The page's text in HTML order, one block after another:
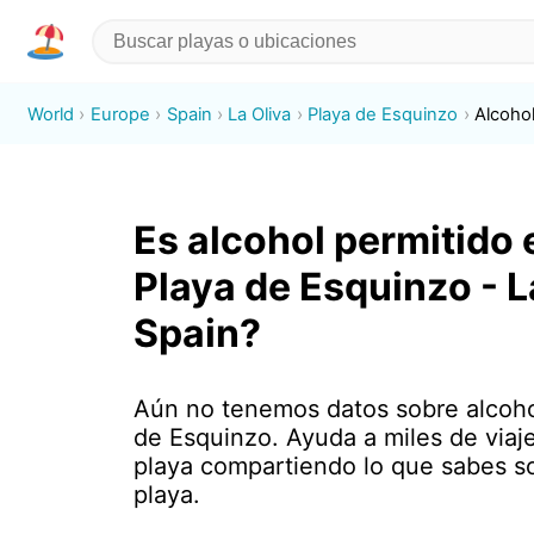
World Europe Spain La Oliva Playa de Esquinzo Alcohol
Es alcohol permitido
Playa de Esquinzo -
Spain?
Aún no tenemos datos sobre
de Esquinzo. Ayuda a miles de
playa compartiendo lo que sabes
playa.